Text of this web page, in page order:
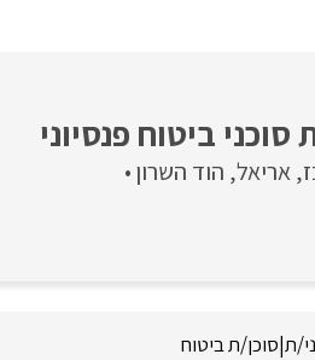
ביטוח פנסיוני
אריאל הוד השרון
ת|סוכן/ת ביטוח